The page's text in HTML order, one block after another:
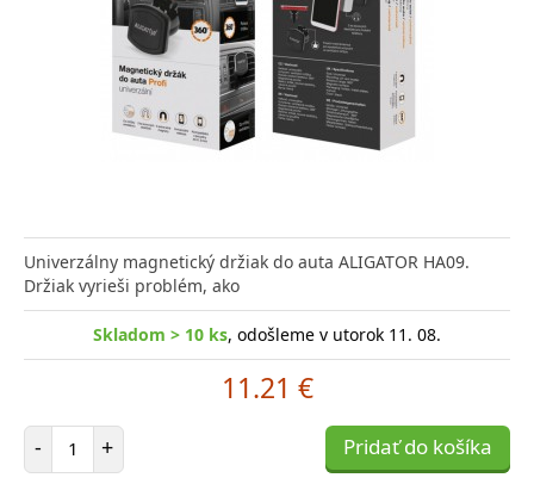
Univerzálny magnetický držiak do auta ALIGATOR HA09.
Držiak vyrieši problém, ako
Skladom > 10 ks, odošleme v utorok 11. 08.
11.21 €
- Počet položiek
+ Pridať do košíka